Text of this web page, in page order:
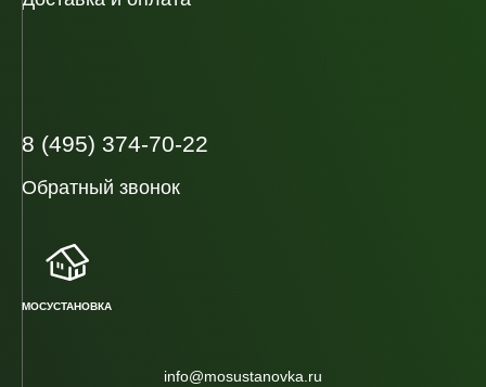
info@mosustanovka.ru
8 (495) 374-70-22
Обратный звонок
МОСУСТАНОВКА